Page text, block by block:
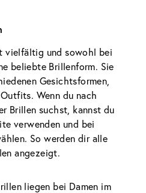
vielfältig und sowohl bei
beliebte Brillenform. Sie
Gesichtsformen,
Wenn du nach
Brillen suchst, kannst du
verwenden und bei
So werden dir alle
angezeigt.
liegen bei Damen im